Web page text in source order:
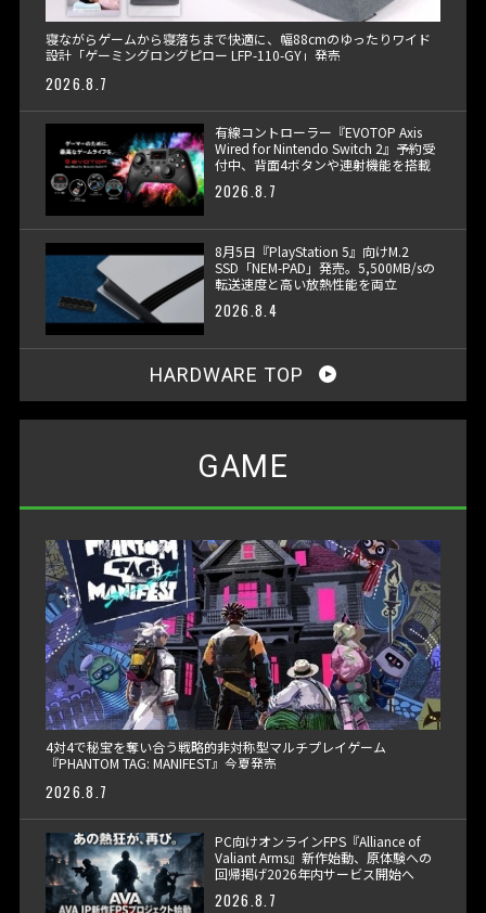
寝ながらゲームから寝落ちまで快適に、幅88cmのゆったりワイド
設計「ゲーミングロングピロー LFP-110-GY」発売
2026.8.7
有線コントローラー『EVOTOP Axis
Wired for Nintendo Switch 2』予約受
付中、背面4ボタンや連射機能を搭載
2026.8.7
8月5日『PlayStation 5』向けM.2
SSD「NEM-PAD」発売。5,500MB/sの
転送速度と高い放熱性能を両立
2026.8.4
HARDWARE TOP
GAME
4対4で秘宝を奪い合う戦略的非対称型マルチプレイゲーム
『PHANTOM TAG: MANIFEST』今夏発売
2026.8.7
PC向けオンラインFPS『Alliance of
Valiant Arms』新作始動、原体験への
回帰掲げ2026年内サービス開始へ
2026.8.7